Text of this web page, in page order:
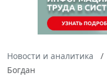
Новости и аналитика
Богдан